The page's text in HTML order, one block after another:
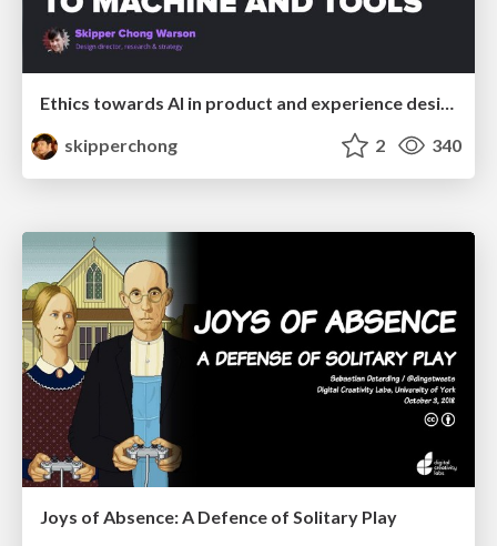
Ethics towards AI in product and experience design
skipperchong
2 340
Joys of Absence: A Defence of Solitary Play